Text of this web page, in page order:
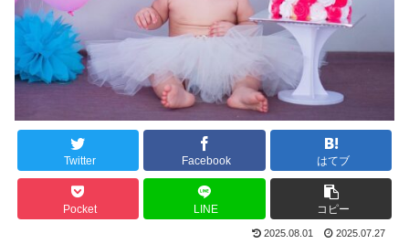
Twitter Facebook はてブ
Pocket LINE コピー
2025.08.01 2025.07.27